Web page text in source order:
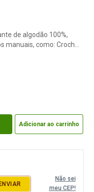
de algodão 100%,
como: Crochê:
peças de vestuário e
Adicionar ao carrinho
Não sei
meu CEP!